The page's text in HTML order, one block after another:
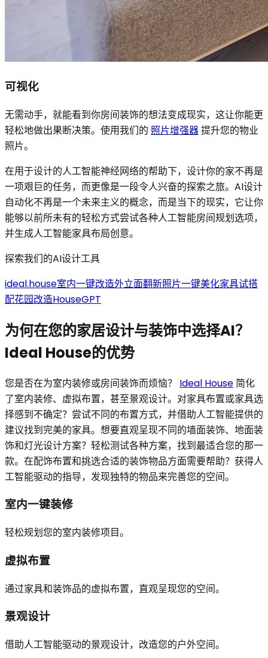
可视化
无需动手，就能看到你房间装饰的想法变成现实，这让你能更
轻松地做出果断决策。使用我们的 照片增强器提升您的物业
照片。
在用于设计的人工智能神经网络的帮助下，设计你的家不再是
一项艰巨的任务，而更像是一段令人兴奋的探索之旅。AI设计
自动化不再是一个未来主义的概念，而是当下的现实，它让你
能够以前所未有的轻松方式尝试各种人工智能房间规划选项，
并生成人工智能家具布局创意。
探索我们的AI设计工具
ideal.house室内一键改造外立面翻新照片一键美化家具试搭
配花园改造HouseGPT
为何在您的家居设计与装饰中选择AI？
Ideal House的优势
您是否在为室内装修或房间装饰而烦恼？ Ideal House 简化
了室内装修、虚拟布置，甚至景观设计。对家具布置或家具选
择感到不确定？尝试不同的布置方式，并借助人工智能提供的
建议找到完美的家具。想要直观呈现不同的墙面装饰、地面装
饰和灯光设计方案？轻松测试各种方案，找到最适合您的那一
款。在配饰布置和挑选合适的装饰物品方面需要帮助？获得人
工智能驱动的指导，发现独特的物品来完善您的空间。
室内一键装修
轻松规划您的室内装修项目。
虚拟布置
通过家具和装饰品的虚拟布置，直观呈现您的空间。
景观设计
借助人工智能驱动的景观设计，改造您的户外空间。